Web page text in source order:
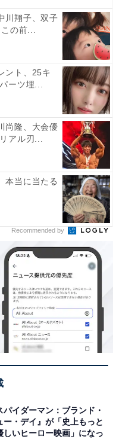
川翔子、双子
の前...
ント、25キ
ーツ埋...
尚隆、大会優
アル刃...
本当に当たる
Recommended by
パイダーマン：ブランド・
ー・デイ』が「史上もっと
しいヒーロー映画」になっ